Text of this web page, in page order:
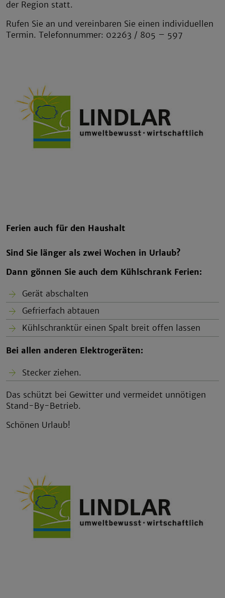
der Region statt.
Rufen Sie an und vereinbaren Sie einen individuellen
Termin. Telefonnummer: 02263 / 805 – 597
Ferien auch für den Haushalt
Sind Sie länger als zwei Wochen in Urlaub?
Dann gönnen Sie auch dem Kühlschrank Ferien:
Gerät abschalten
Gefrierfach abtauen
Kühlschranktür einen Spalt breit offen lassen
Bei allen anderen Elektrogeräten:
Stecker ziehen.
Das schützt bei Gewitter und vermeidet unnötigen
Stand-By-Betrieb.
Schönen Urlaub!